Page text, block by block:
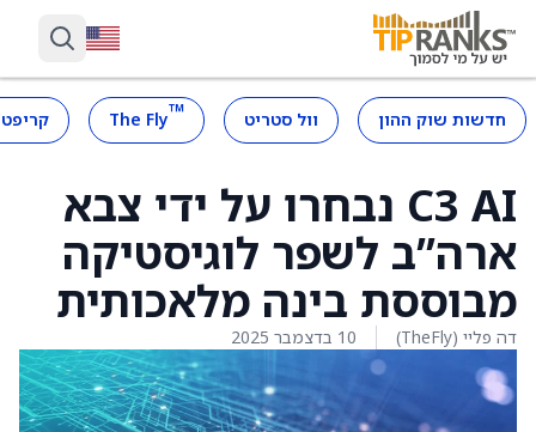
חדשות שוק ההון וול סטריט ™
The Fly
C3 AI נבחרו על ידי צבא
ארה”ב לשפר לוגיסטיקה
מבוססת בינה מלאכותית
דה פליי (TheFly) 10 בדצמבר 2025